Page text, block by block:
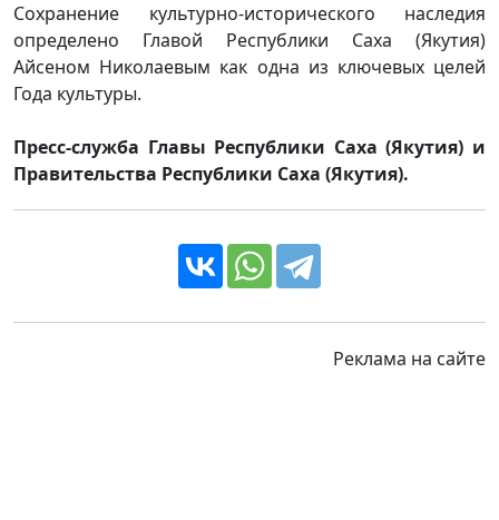
Сохранение культурно-исторического наследия
определено Главой Республики Саха (Якутия)
Айсеном Николаевым как одна из ключевых целей
Года культуры.
Пресс-служба Главы Республики Саха (Якутия) и
Правительства Республики Саха (Якутия).
Реклама на сайте